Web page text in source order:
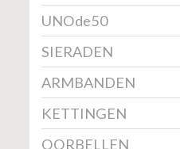
UNOde50
SIERADEN
ARMBANDEN
KETTINGEN
OORBELLEN